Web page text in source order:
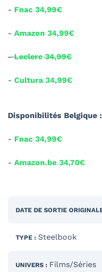
- Fnac 34,99€
- Amazon 34,99€
-Leclerc 34,99€
- Cultura 34,99€
Disponibilités Belgique :
- Fnac 34,99€
- Amazon.be 34,70€
DATE DE SORTIE
TYPE : Steelbook
UNIVERS : Films/Séries